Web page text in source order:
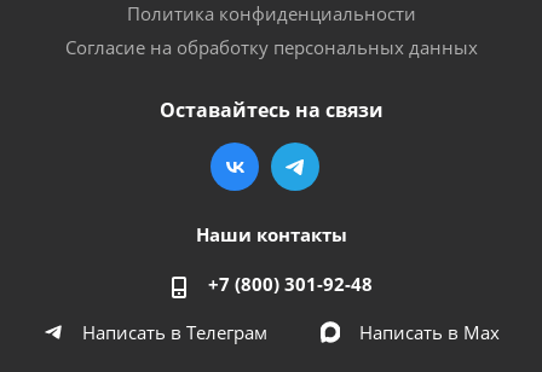
Политика конфиденциальности
Согласие на обработку персональных данных
Оставайтесь на связи
Наши контакты
+7 (800) 301-92-48
Написать в Телеграм
Написать в Мах